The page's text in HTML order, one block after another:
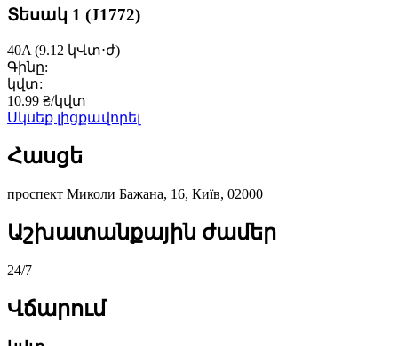
Տեսակ 1 (J1772)
40A (9.12 կՎտ⋅ժ)
Գինը:
կվտ:
10.99 ₴/կվտ
Սկսեք լիցքավորել
Հասցե
проспект Миколи Бажана, 16, Київ, 02000
Աշխատանքային ժամեր
24/7
Վճարում